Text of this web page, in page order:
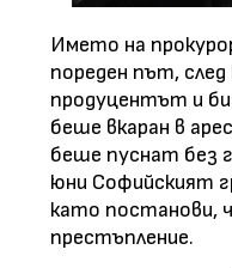
Името на
пореден път,
продуцентът и
беше вкаран в
беше пуснат без
юни Софийският
като постанови,
престъпление.